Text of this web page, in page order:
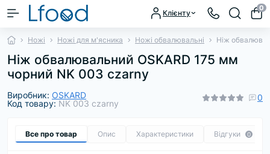
Клієнту
0
Ножі Ножі для м'ясника Ножі обвалювальні Ніж
Ніж обвалювальний OSKARD 175 мм
чорний NK 003 czarny
Виробник: OSKARD
Код товару: NK 003 czarny
0
Все про товар Опис Характеристики Відгуки 0